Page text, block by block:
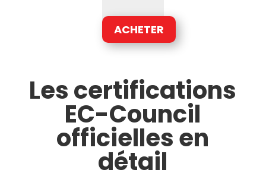
ACHETER
Les certifications
EC-Council
officielles en
détail